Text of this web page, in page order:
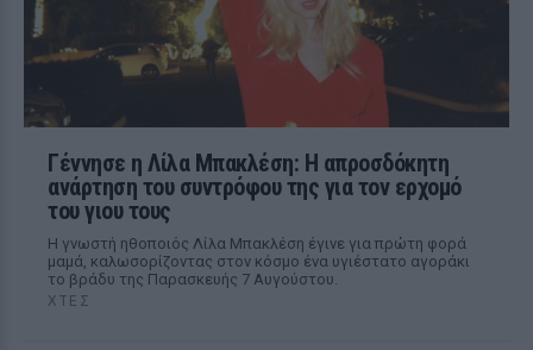
Γέννησε η Λίλα Μπακλέση: Η απροσδόκητη
ανάρτηση του συντρόφου της για τον ερχομό
του γιου τους
Η γνωστή ηθοποιός Λίλα Μπακλέση έγινε για πρώτη φορά
μαμά, καλωσορίζοντας στον κόσμο ένα υγιέστατο αγοράκι
το βράδυ της Παρασκευής 7 Αυγούστου.
ΧΤΕΣ